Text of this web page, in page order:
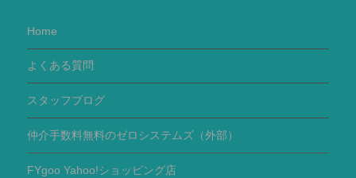
Home
よくある質問
スタッフブログ
仲介手数料無料のゼロシステムズ（外部）
FYgoo Yahoo!ショッピング店